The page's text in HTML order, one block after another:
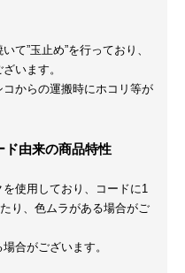
て”玉止め”を行っており、
います。
からの運搬時にホコリ等が
ド由来の商品特性
使用しており、コードに1
り、色ムラがある場合がご
合がございます。